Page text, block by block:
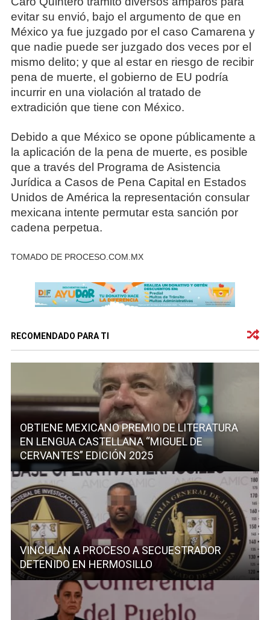
evitar su envió, bajo el argumento de que en
México ya fue juzgado por el caso Camarena y
que nadie puede ser juzgado dos veces por el
mismo delito; y que al estar en riesgo de recibir
pena de muerte, el gobierno de EU podría
incurrir en una violación al tratado de
extradición que tiene con México.
Debido a que México se opone públicamente a
la aplicación de la pena de muerte, es posible
que a través del Programa de Asistencia
Jurídica a Casos de Pena Capital en Estados
Unidos de América la representación consular
mexicana intente permutar esta sanción por
cadena perpetua.
TOMADO DE PROCESO.COM.MX
RECOMENDADO PARA TI
OBTIENE MEXICANO PREMIO DE LITERATURA
EN LENGUA CASTELLANA “MIGUEL DE
CERVANTES” EDICIÓN 2025
VINCULAN A PROCESO A SECUESTRADOR
DETENIDO EN HERMOSILLO